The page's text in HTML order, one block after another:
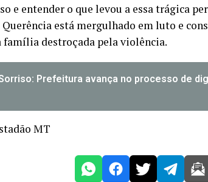
e entender o que levou a essa trágica
Querência está mergulhado em luto e
família destroçada pela violência.
Prefeitura avança no processo de
MT